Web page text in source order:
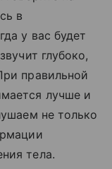
в
у вас будет
глубоко,
правильной
лучше и
не только
тела.